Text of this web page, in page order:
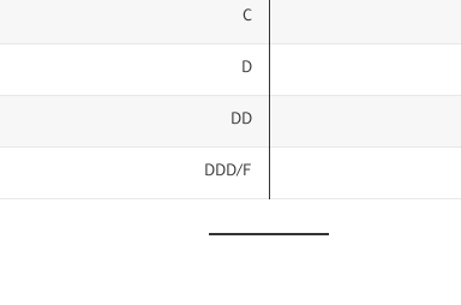
C
D
DD
DDD/F